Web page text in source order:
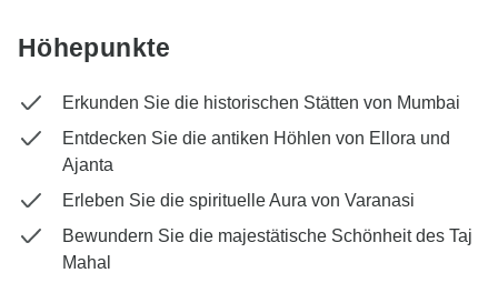
Höhepunkte
Erkunden Sie die historischen Stätten von Mumbai
Entdecken Sie die antiken Höhlen von Ellora und
Ajanta
Erleben Sie die spirituelle Aura von Varanasi
Bewundern Sie die majestätische Schönheit des Taj
Mahal